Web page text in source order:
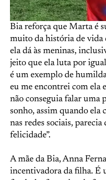
Bia reforça que Marta é
muito da história de vida
ela dá às meninas,
jeito que ela luta por
é um exemplo de
eu me encontrei com ela
não conseguia falar uma
sonho, assim quando ela
nas redes sociais,
felicidade”.
A mãe da Bia, Anna
incentivadora da filha. É